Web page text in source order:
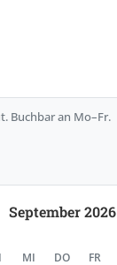
Buchbar an Mo–Fr.
September 2026
MI DO FR